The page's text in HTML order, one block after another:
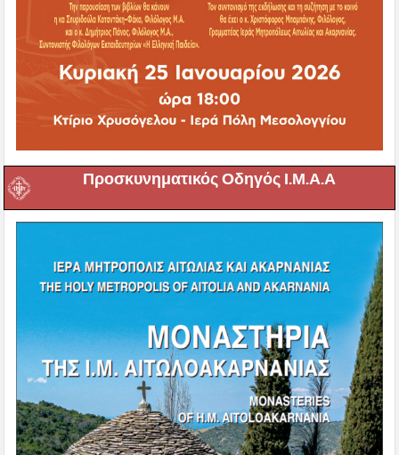
Προσκυνηματικός Οδηγός Ι.Μ.Α.Α